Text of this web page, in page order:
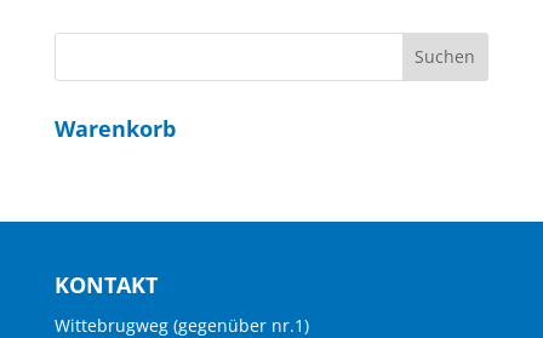
Warenkorb
KONTAKT
Wittebrugweg (gegenüber nr.1)